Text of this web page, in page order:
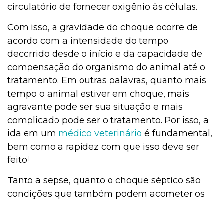
circulatório de fornecer oxigênio às células.
Com isso, a gravidade do choque ocorre de
acordo com a intensidade do tempo
decorrido desde o início e da capacidade de
compensação do organismo do animal até o
tratamento. Em outras palavras, quanto mais
tempo o animal estiver em choque, mais
agravante pode ser sua situação e mais
complicado pode ser o tratamento. Por isso, a
ida em um médico veterinário é fundamental,
bem como a rapidez com que isso deve ser
feito!
Tanto a sepse, quanto o choque séptico são
condições que também podem acometer os